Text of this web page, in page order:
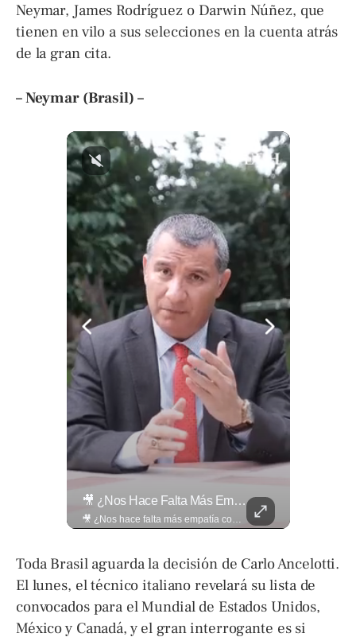
Neymar, James Rodríguez o Darwin Núñez, que
tienen en vilo a sus selecciones en la cuenta atrás
de la gran cita.
– Neymar (Brasil) –
🎥 ¿Nos Hace Falta Más Empatía Como Sociedad?
Toda Brasil aguarda la decisión de Carlo Ancelotti.
El lunes, el técnico italiano revelará su lista de
convocados para el Mundial de Estados Unidos,
México y Canadá, y el gran interrogante es si